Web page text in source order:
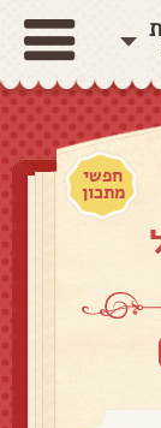
חפשי
מתכון